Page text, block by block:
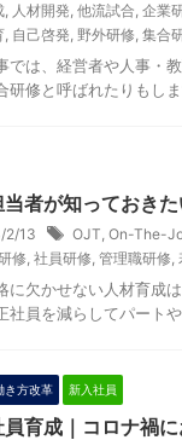
, 人材開発, 他流試合, 企業
, 自己啓発, 野外研修, 集合
では、経営者や人事・
研修と呼ばれたりもし
当者が知っておき
2/13 OJT, On-The-
修, 社員研修, 管理職研修,
に欠かせない人材育成
社員を減らしてパート
き方改革 新入社員
育成｜コロナ禍